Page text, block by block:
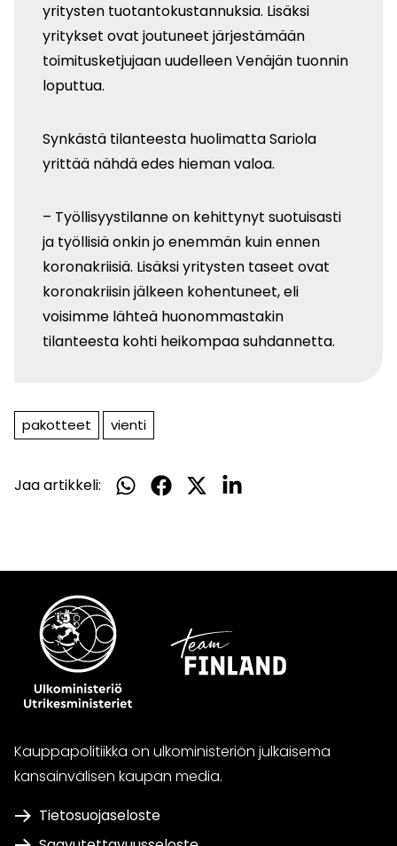
yritysten tuotantokustannuksia. Lisäksi
yritykset ovat joutuneet järjestämään
toimitusketjujaan uudelleen Venäjän tuonnin
loputtua.
Synkästä tilanteesta huolimatta Sariola
yrittää nähdä edes hieman valoa.
– Työllisyystilanne on kehittynyt suotuisasti
ja työllisiä onkin jo enemmän kuin ennen
koronakriisiä. Lisäksi yritysten taseet ovat
koronakriisin jälkeen kohentuneet, eli
voisimme lähteä huonommastakin
tilanteesta kohti heikompaa suhdannetta.
pakotteet vienti
Jaa artikkeli:
Jaa
Jaa
Jaa
Jaa
Kauppapolitiikka on ulkoministeriön julkaisema
kansainvälisen kaupan media.
Tietosuojaseloste